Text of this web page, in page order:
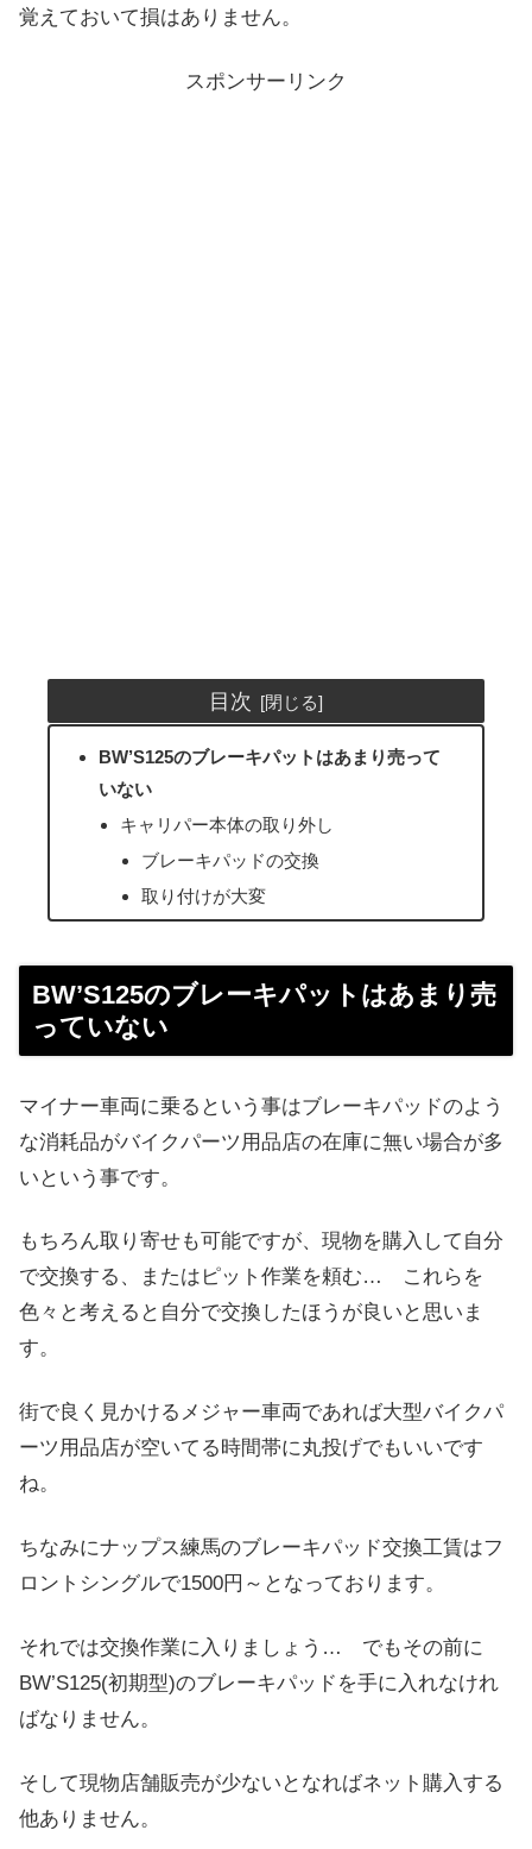
覚えておいて損はありません。
スポンサーリンク
目次
BW’S125のブレーキパットはあまり売って
いない
キャリパー本体の取り外し
ブレーキパッドの交換
取り付けが大変
BW’S125のブレーキパットはあまり売
っていない
マイナー車両に乗るという事はブレーキパッドのよう
な消耗品がバイクパーツ用品店の在庫に無い場合が多
いという事です。
もちろん取り寄せも可能ですが、現物を購入して自分
で交換する、またはピット作業を頼む… これらを
色々と考えると自分で交換したほうが良いと思いま
す。
街で良く見かけるメジャー車両であれば大型バイクパ
ーツ用品店が空いてる時間帯に丸投げでもいいです
ね。
ちなみにナップス練馬のブレーキパッド交換工賃はフ
ロントシングルで1500円～となっております。
それでは交換作業に入りましょう… でもその前に
BW’S125(初期型)のブレーキパッドを手に入れなけれ
ばなりません。
そして現物店舗販売が少ないとなればネット購入する
他ありません。